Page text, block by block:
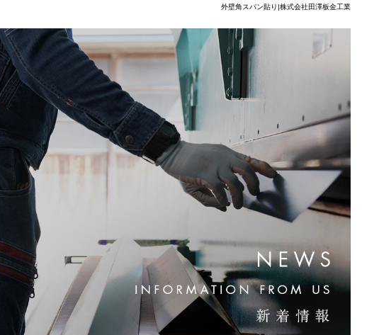
外壁角スパン貼り|株式会社田澤板金工業